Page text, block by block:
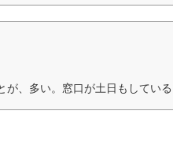
、多い。窓口が土日もしている